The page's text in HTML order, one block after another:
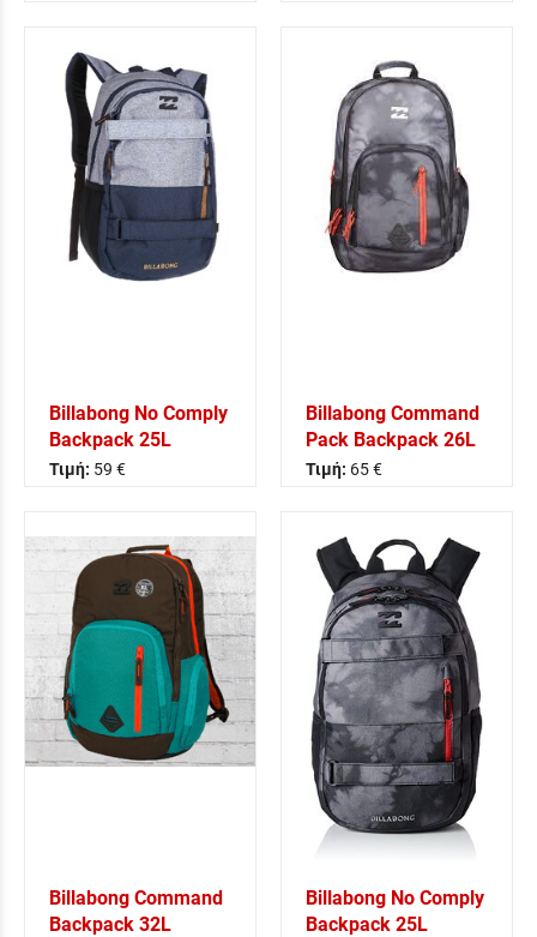
Billabong No Comply
Backpack 25L
Τιμή: 59 €
Billabong Command
Pack Backpack 26L
Τιμή: 65 €
Billabong Command
Backpack 32L
Billabong No Comply
Backpack 25L